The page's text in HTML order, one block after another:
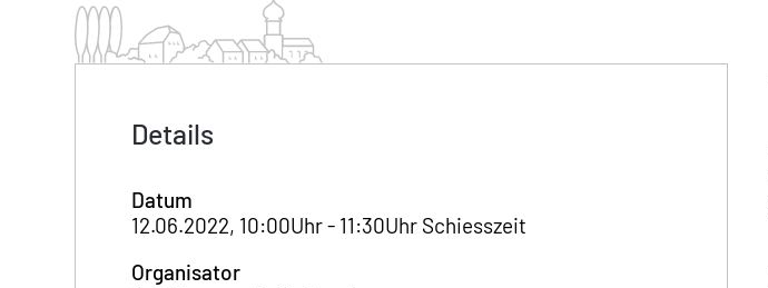
Details
Datum
12.06.2022, 10:00Uhr - 11:30Uhr Schiesszeit
Organisator